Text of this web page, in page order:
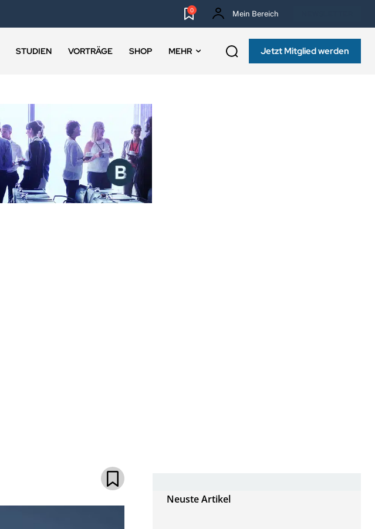
0 Mein Bereich
STUDIEN VORTRÄGE SHOP MEHR Jetzt Mitglied werden
Neuste Artikel